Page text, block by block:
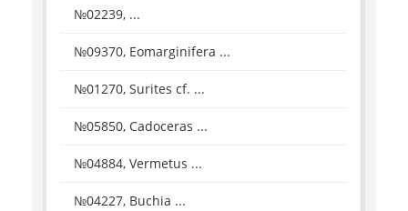
№02239, ...
№09370, Eomarginifera ...
№01270, Surites cf. ...
№05850, Cadoceras ...
№04884, Vermetus ...
№04227, Buchia ...